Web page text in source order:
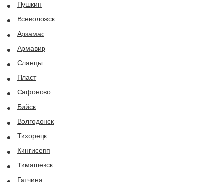
Пушкин
Всеволожск
Арзамас
Армавир
Сланцы
Пласт
Сафоново
Бийск
Волгодонск
Тихорецк
Кингисепп
Тимашевск
Гатчина